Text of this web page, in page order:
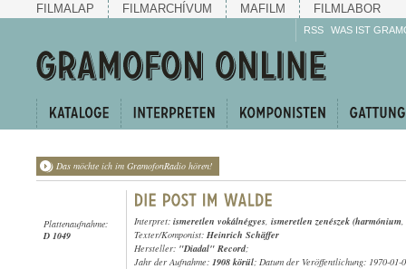
FILMALAP FILMARCHÍVUM MAFILM FILMLABOR
RSS WAS IST
Das möchte ich im GramofonRadio hören!
Plattenaufnahme:
D 1049
Interpret: ismeretlen vokálnégyes, ismeretlen zenészek (harmónium,
Texter/Komponist: Heinrich Schäffer
Hersteller: "Diadal" Record;
Jahr der Aufnahme: 1908 körül; Datum der Veröffentlichung: 1970-01-